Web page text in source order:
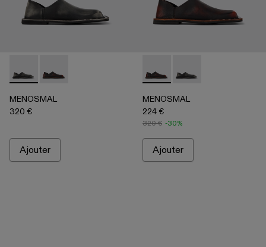
MENOSMAL - A500050-005 - Multicolor
MENOSMAL - A500050-006 - Multicolor
MENOSMAL
320 €
Ajouter
MENOSMAL - A500050-
MENOSMAL -
MENOSMAL
224 €
320 € -30%
Ajouter